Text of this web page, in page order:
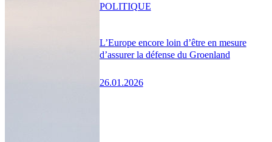
L’Europe encore loin d’être en mesure
d’assurer la défense du Groenland
26.01.2026
POLITIQUE